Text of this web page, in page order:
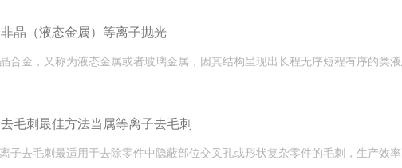
非晶（液态金属）等离子抛光
去毛刺最佳方法当属等离子去毛刺